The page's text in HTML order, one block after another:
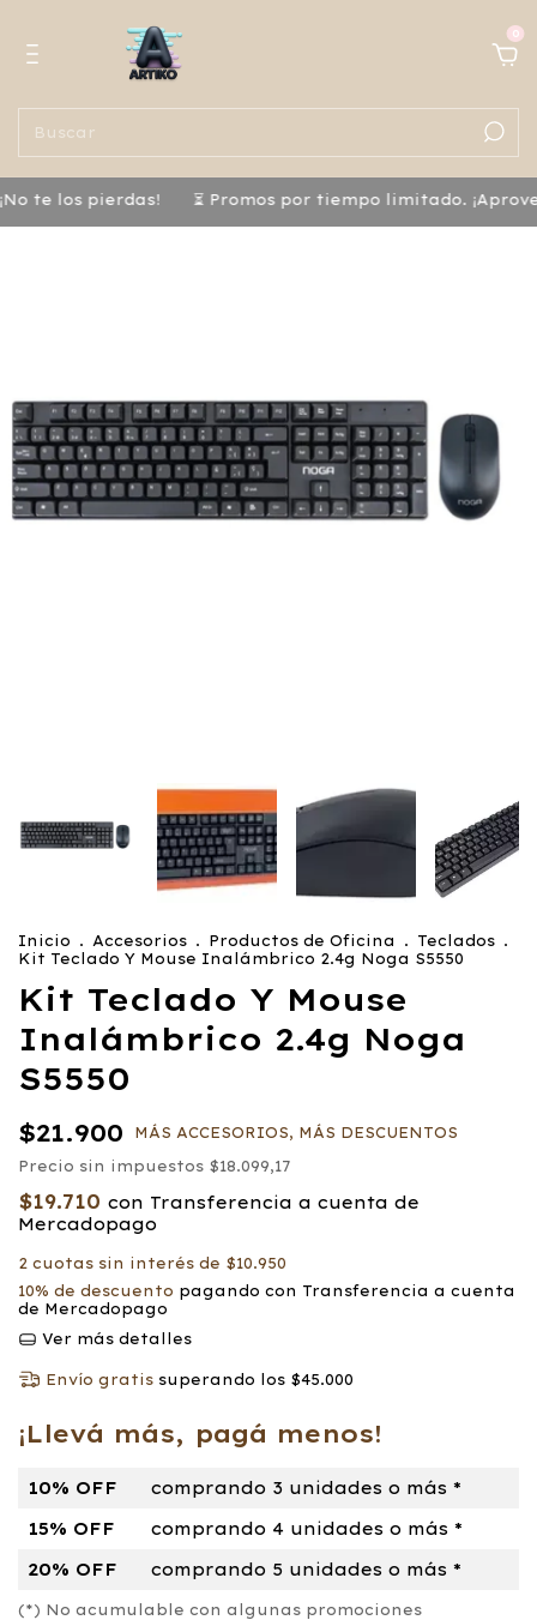
0
te los pierdas! ⏳ Promos por tiempo limitado.
Inicio . Accesorios . Productos de Oficina . Teclados .
Kit Teclado Y Mouse Inalámbrico 2.4g Noga S5550
Kit Teclado Y Mouse
Inalámbrico 2.4g Noga
S5550
$21.900
MÁS ACCESORIOS, MÁS DESCUENTOS
Precio sin impuestos $18.099,17
$19.710 con Transferencia a cuenta de
Mercadopago
2 cuotas sin interés de $10.950
10% de descuento pagando con Transferencia a cuenta
de Mercadopago
Ver más detalles
Envío gratis superando los $45.000
¡Llevá más, pagá menos!
10% OFF
comprando 3 unidades o más *
15% OFF
comprando 4 unidades o más *
20% OFF
comprando 5 unidades o más *
(*) No acumulable con algunas promociones